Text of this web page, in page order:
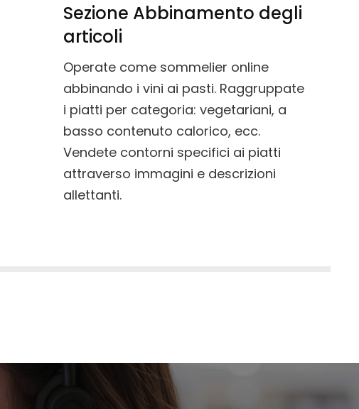
Sezione Abbinamento degli
articoli
Operate come sommelier online
abbinando i vini ai pasti. Raggruppate
i piatti per categoria: vegetariani, a
basso contenuto calorico, ecc.
Vendete contorni specifici ai piatti
attraverso immagini e descrizioni
allettanti.